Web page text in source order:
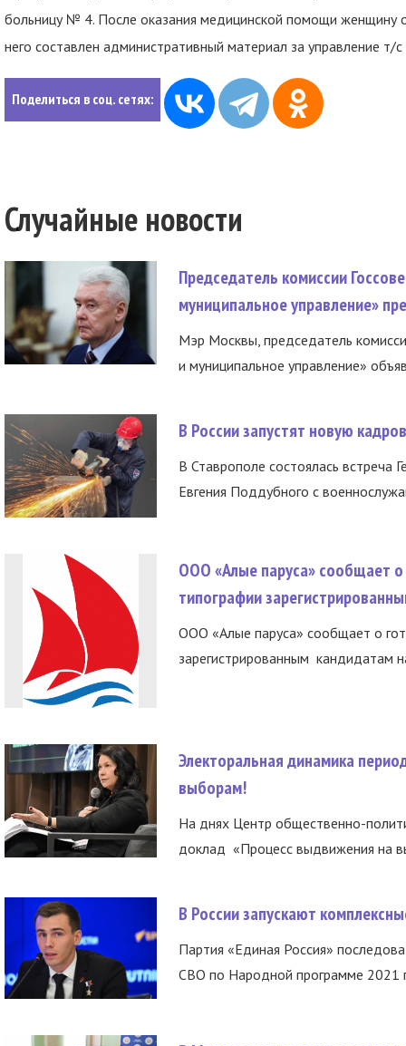
больницу № 4. После оказания медицинской помощи женщину
него составлен административный материал за управление
Поделиться в соц. сетях:
Случайные новости
Председатель комиссии
муниципальное управление»
Мэр Москвы, председатель
и муниципальное управление»
В России запустят новую
В Ставрополе состоялась встреча
Евгения Поддубного с
ООО «Алые паруса» сообщает о
типографии
ООО «Алые паруса» сообщает о
зарегистрированным кандидатам
Электоральная динамика
выборам!
На днях Центр общественно-
доклад «Процесс выдвижения на
В России запускают
Партия «Единая Россия»
СВО по Народной программе 2021